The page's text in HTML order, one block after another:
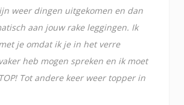
weer dingen uitgekomen en dan
aan jouw rake leggingen. Ik
je omdat ik je in het verre
heb mogen spreken en ik moet
Tot andere keer weer topper in